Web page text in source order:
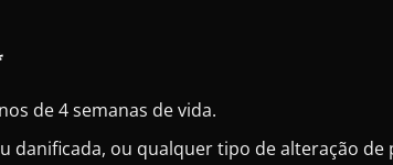
de 4 semanas de vida.
danificada, ou qualquer tipo de alteração de